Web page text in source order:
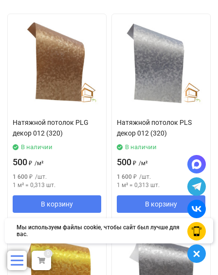
Натяжной потолок РLG
декор 012 (320)
В наличии
500 ₽ /м²
1 600 ₽ /шт.
1 м² = 0,313 шт.
В корзину
Натяжной потолок РLS
декор 012 (320)
В наличии
500 ₽ /м²
1 600 ₽ /шт.
1 м² = 0,313 шт.
В корзину
0
Мы используем файлы cookie, чтобы сайт был лучше для
вас.
OK